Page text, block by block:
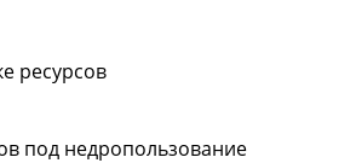
ресурсов
под недропользование